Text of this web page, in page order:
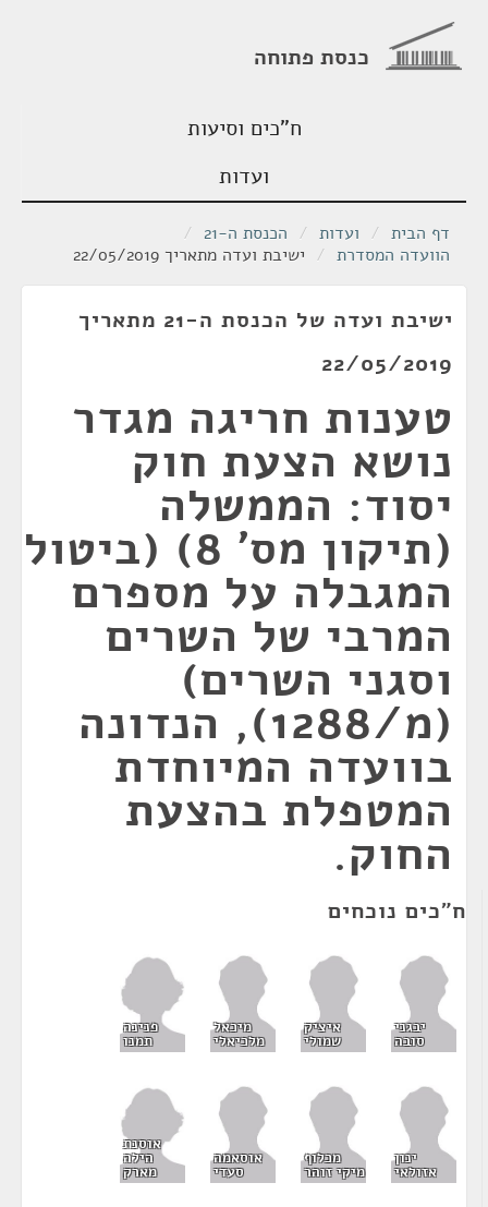
כנסת פתוחה
ח"כים וסיעות
ועדות
דף הבית / ועדות / הכנסת ה-21
/
הוועדה המסדרת / ישיבת ועדה מתאריך 22/05/2019
ישיבת ועדה של הכנסת ה-21 מתאריך
22/05/2019
טענות חריגה מגדר
נושא הצעת חוק
יסוד: הממשלה
(תיקון מס' 8) (ביטול
המגבלה על מספרם
המרבי של השרים
וסגני השרים)
(מ/1288), הנדונה
בוועדה המיוחדת
המטפלת בהצעת
החוק.
ח"כים נוכחים
יבגני
סובה
איציק
שמולי
מיכאל
מלכיאלי
פנינה
תמנו
ינון
אזולאי
מכלוף
מיקי זוהר
אוסאמה
סעדי
אוסנת
הילה
מארק